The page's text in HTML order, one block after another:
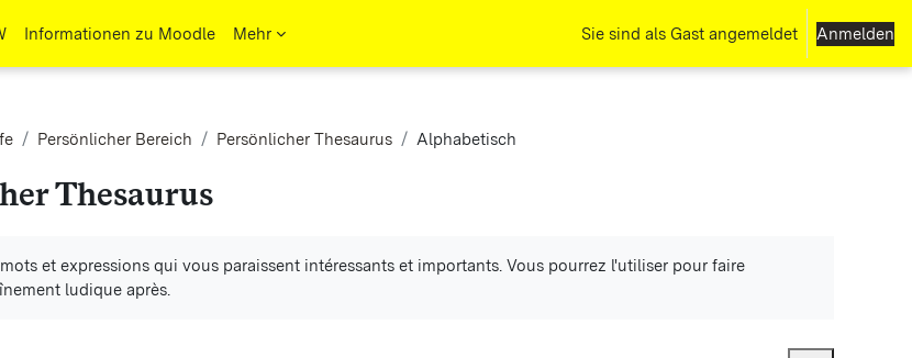
Informationen zu Moodle Mehr Sie sind als Gast angemeldet Anmelden
Persönlicher Bereich Persönlicher Thesaurus Alphabetisch
Thesaurus
et expressions qui vous paraissent intéressants et importants. Vous pourrez l'utiliser pour faire
ludique après.